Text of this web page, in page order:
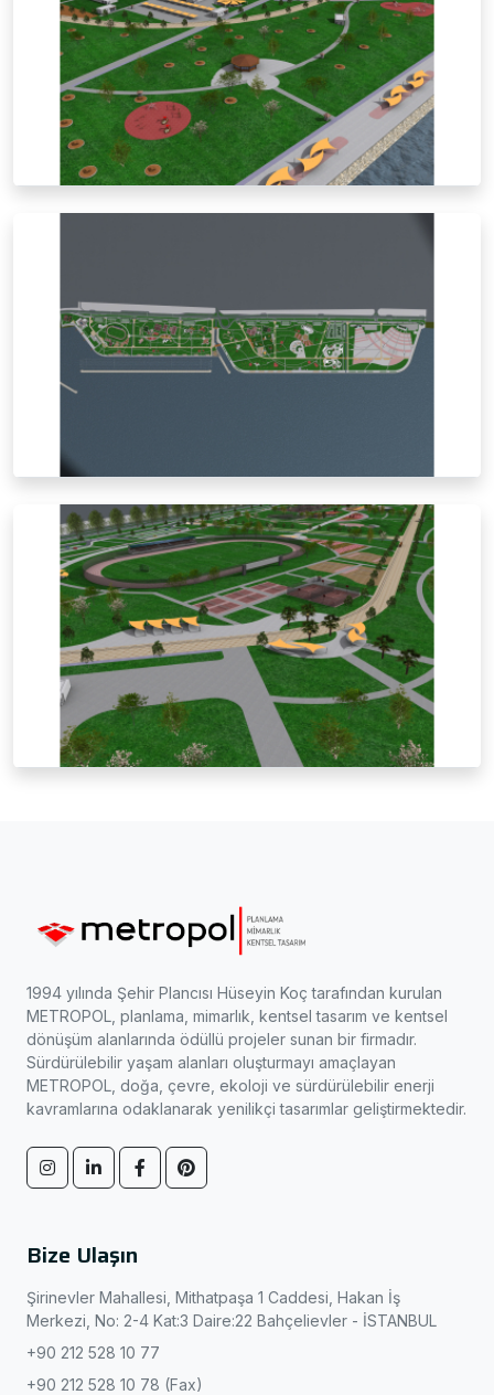
1994 yılında Şehir Plancısı Hüseyin Koç tarafından kurulan
METROPOL, planlama, mimarlık, kentsel tasarım ve kentsel
dönüşüm alanlarında ödüllü projeler sunan bir firmadır.
Sürdürülebilir yaşam alanları oluşturmayı amaçlayan
METROPOL, doğa, çevre, ekoloji ve sürdürülebilir enerji
kavramlarına odaklanarak yenilikçi tasarımlar geliştirmektedir.
Bize Ulaşın
Şirinevler Mahallesi, Mithatpaşa 1 Caddesi, Hakan İş
Merkezi, No: 2-4 Kat:3 Daire:22 Bahçelievler - İSTANBUL
+90 212 528 10 77
+90 212 528 10 78 (Fax)